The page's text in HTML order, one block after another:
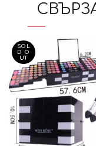
SOL
D O
UT